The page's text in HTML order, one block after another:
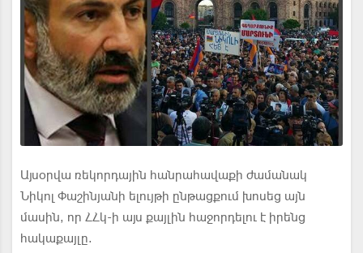
Այսօրվա ռեկորդային հանրահավաքի ժամանակ
Նիկոլ Փաշինյանի ելույթի ընթացքում խոսեց այն
մասին, որ ՀՀկ-ի այս քայլին հաջորդելու է իրենց
հակաքայլը.